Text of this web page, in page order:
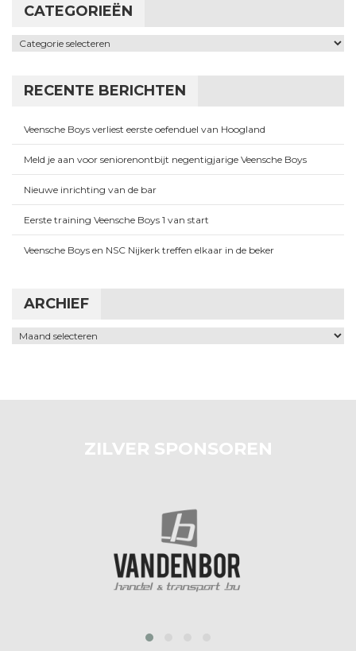
CATEGORIEËN
Categorieën
RECENTE BERICHTEN
Veensche Boys verliest eerste oefenduel van Hoogland
Meld je aan voor seniorenontbijt negentigjarige Veensche Boys
Nieuwe inrichting van de bar
Eerste training Veensche Boys 1 van start
Veensche Boys en NSC Nijkerk treffen elkaar in de beker
ARCHIEF
Archief
ZILVER SPONSOREN